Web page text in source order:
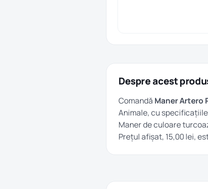
Despre acest
Comandă Maner Artero
Animale, cu
Maner de culoare
Prețul afișat, 15,00 lei,